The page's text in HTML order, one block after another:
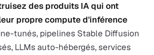
des produits IA qui ont
propre compute d'inférence
tunés, pipelines Stable Diffusion
LLMs auto-hébergés, services